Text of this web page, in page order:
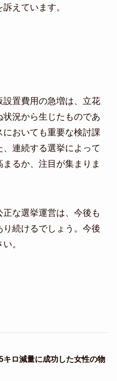
えています。
置費用の急増は、立花
状況から生じたものであ
においても重要な検討課
連続する選挙によって
るか、注目が集まりま
な選挙運営は、今後も
続けるでしょう。今後
。
ロ減量に成功した女性の物